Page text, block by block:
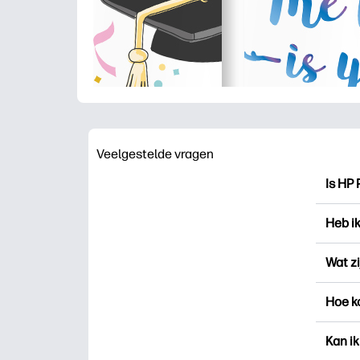
Veelgestelde vragen
Is HP
Heb
Wat
Hoe
Kan